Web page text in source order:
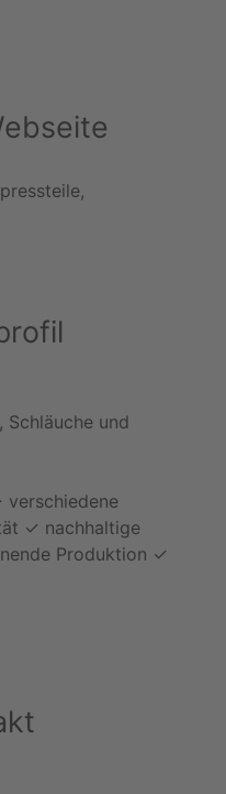
Schläuche und
✓ nachhaltige
Produktion ✓